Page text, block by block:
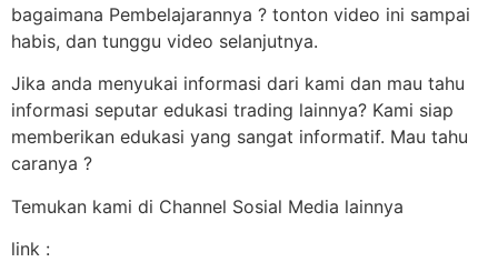
bagaimana Pembelajarannya ? tonton video ini sampai
habis, dan tunggu video selanjutnya.
Jika anda menyukai informasi dari kami dan mau tahu
informasi seputar edukasi trading lainnya? Kami siap
memberikan edukasi yang sangat informatif. Mau tahu
caranya ?
Temukan kami di Channel Sosial Media lainnya
link :